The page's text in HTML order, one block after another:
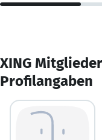
XING
Profilangaben